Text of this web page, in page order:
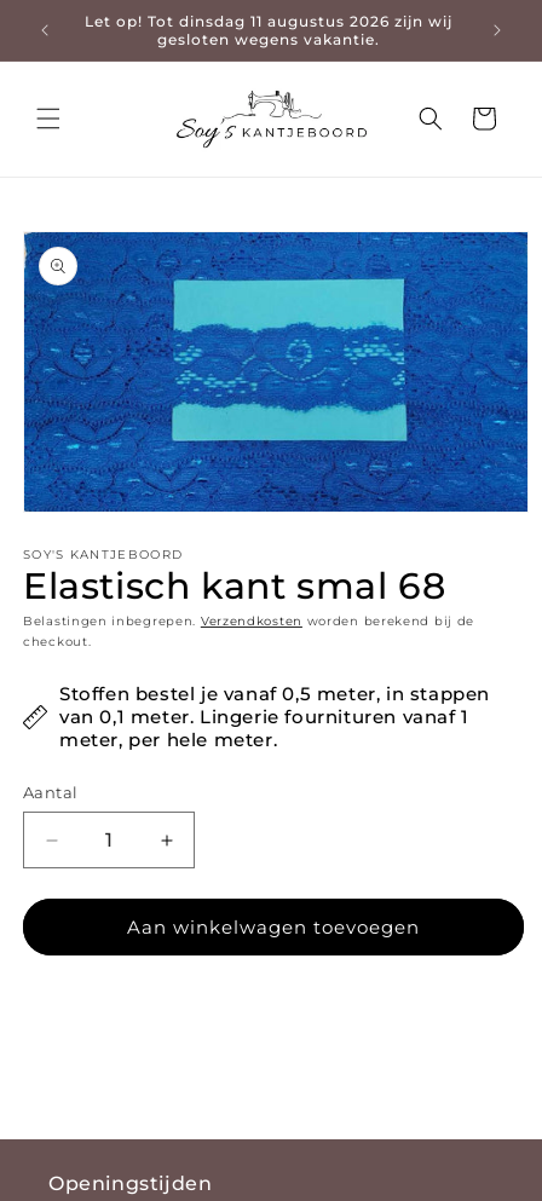
naar de content
Let op! Tot dinsdag 11 augustus 2026 zijn wij
gesloten wegens vakantie.
3-4
naar productinformatie
SOY'S KANTJEBOORD
Elastisch kant smal 68
Belastingen inbegrepen. Verzendkosten worden berekend bij de
checkout.
Stoffen bestel je vanaf 0,5 meter, in stappen
van 0,1 meter. Lingerie fournituren vanaf 1
meter, per hele meter.
Aantal
Aantal verlagen voor Elastisch kant smal 68
Aantal verhogen voor Elastisch kant
Aan winkelwagen toevoegen
Openingstijden